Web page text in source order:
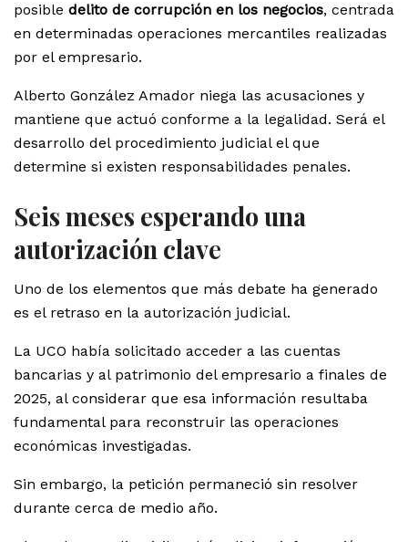
posible delito de corrupción en los negocios, centrada
en determinadas operaciones mercantiles realizadas
por el empresario.
Alberto González Amador niega las acusaciones y
mantiene que actuó conforme a la legalidad. Será el
desarrollo del procedimiento judicial el que
determine si existen responsabilidades penales.
Seis meses esperando una
autorización clave
Uno de los elementos que más debate ha generado
es el retraso en la autorización judicial.
La UCO había solicitado acceder a las cuentas
bancarias y al patrimonio del empresario a finales de
2025, al considerar que esa información resultaba
fundamental para reconstruir las operaciones
económicas investigadas.
Sin embargo, la petición permaneció sin resolver
durante cerca de medio año.